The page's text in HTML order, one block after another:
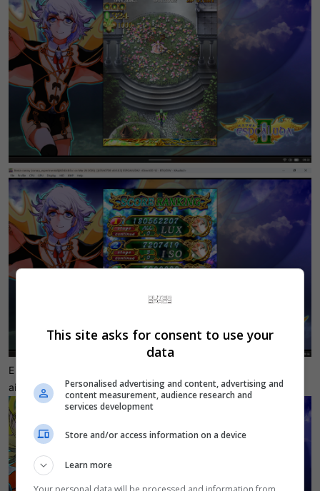
E muito bom o modo Oomake que abre depois de fechar. Este
ainda preciso praticar mais.
This site asks for consent to use your
data
Personalised advertising and content, advertising and
content measurement, audience research and
services development
Store and/or access information on a device
Learn more